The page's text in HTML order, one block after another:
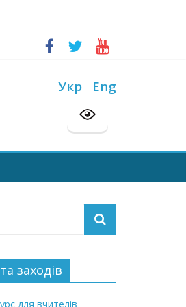
Укр Eng
заходів
для вчителів